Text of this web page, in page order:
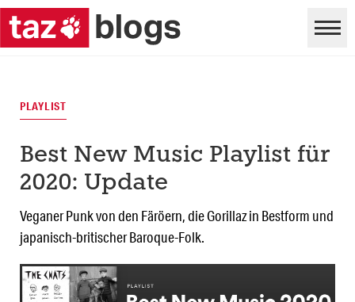
PLAYLIST
Best New Music Playlist für
2020: Update
Veganer Punk von den Färöern, die Gorillaz in Bestform und
japanisch-britischer Baroque-Folk.